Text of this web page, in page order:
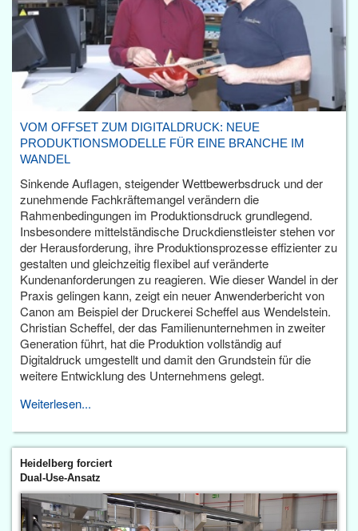
VOM OFFSET ZUM DIGITALDRUCK: NEUE
PRODUKTIONSMODELLE FÜR EINE BRANCHE IM
WANDEL
Sinkende Auflagen, steigender Wettbewerbsdruck und der
zunehmende Fachkräftemangel verändern die
Rahmenbedingungen im Produktionsdruck grundlegend.
Insbesondere mittelständische Druckdienstleister stehen vor
der Herausforderung, ihre Produktionsprozesse effizienter zu
gestalten und gleichzeitig flexibel auf veränderte
Kundenanforderungen zu reagieren. Wie dieser Wandel in der
Praxis gelingen kann, zeigt ein neuer Anwenderbericht von
Canon am Beispiel der Druckerei Scheffel aus Wendelstein.
Christian Scheffel, der das Familienunternehmen in zweiter
Generation führt, hat die Produktion vollständig auf
Digitaldruck umgestellt und damit den Grundstein für die
weitere Entwicklung des Unternehmens gelegt.
Weiterlesen...
Heidelberg forciert
Dual-Use-Ansatz